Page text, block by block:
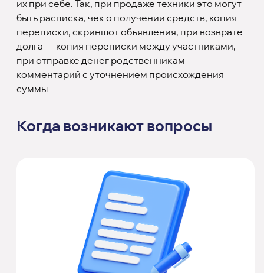
их при себе. Так, при продаже техники это могут
быть расписка, чек о получении средств; копия
переписки, скриншот объявления; при возврате
долга — копия переписки между участниками;
при отправке денег родственникам —
комментарий с уточнением происхождения
суммы.
Когда возникают вопросы